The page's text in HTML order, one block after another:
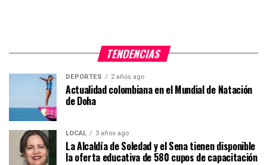
TENDENCIAS
DEPORTES 2 años ago
Actualidad colombiana en el Mundial de Natación
de Doha
LOCAL 3 años ago
La Alcaldía de Soledad y el Sena tienen disponible
la oferta educativa de 580 cupos de capacitación